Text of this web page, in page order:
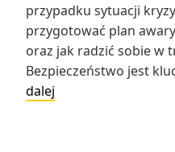
przypadku sytuacji
przygotować plan
oraz jak radzić sobie w
Bezpieczeństwo jest
dalej